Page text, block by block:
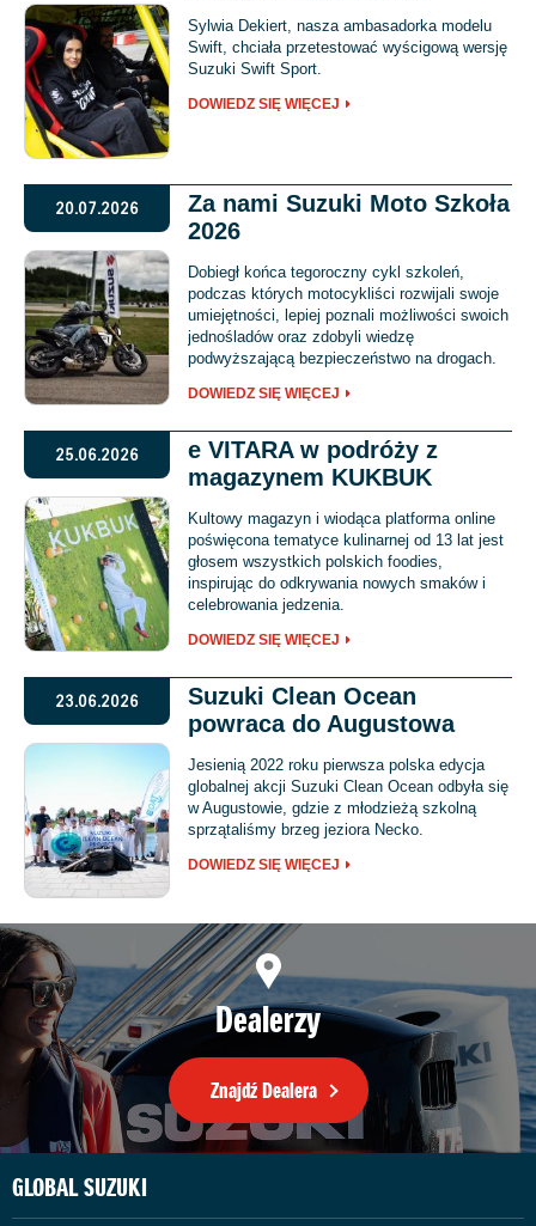
Sylwia Dekiert, nasza ambasadorka modelu
Swift, chciała przetestować wyścigową wersję
Suzuki Swift Sport.
DOWIEDZ SIĘ WIĘCEJ
20.07.2026
Za nami Suzuki Moto Szkoła
2026
Dobiegł końca tegoroczny cykl szkoleń,
podczas których motocykliści rozwijali swoje
umiejętności, lepiej poznali możliwości swoich
jednośladów oraz zdobyli wiedzę
podwyższającą bezpieczeństwo na drogach.
DOWIEDZ SIĘ WIĘCEJ
25.06.2026
e VITARA w podróży z
magazynem KUKBUK
Kultowy magazyn i wiodąca platforma online
poświęcona tematyce kulinarnej od 13 lat jest
głosem wszystkich polskich foodies,
inspirując do odkrywania nowych smaków i
celebrowania jedzenia.
DOWIEDZ SIĘ WIĘCEJ
23.06.2026
Suzuki Clean Ocean
powraca do Augustowa
Jesienią 2022 roku pierwsza polska edycja
globalnej akcji Suzuki Clean Ocean odbyła się
w Augustowie, gdzie z młodzieżą szkolną
sprzątaliśmy brzeg jeziora Necko.
DOWIEDZ SIĘ WIĘCEJ
Dealerzy
Znajdź Dealera
GLOBAL SUZUKI